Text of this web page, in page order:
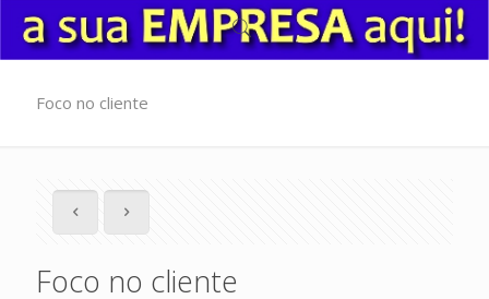
Foco no cliente
Foco no cliente